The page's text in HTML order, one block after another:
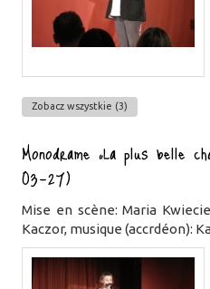
Zobacz wszystkie (3)
Monodrame „La plus belle
03-27)
Mise en scène: Maria
Kaczor, musique (accrdéon):